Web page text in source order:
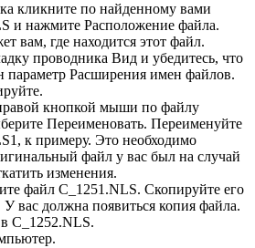
кликните по найденному вами
и нажмите Расположение файла.
вам, где находится этот файл.
проводника Вид и убедитесь, что
параметр Расширения имен файлов.
кнопкой мыши по файлу
Переименовать. Переименуйте
к примеру. Это необходимо
файл у вас был на случай
изменения.
файл C_1251.NLS. Скопируйте его
У вас должна появиться копия файла.
C_1252.NLS.